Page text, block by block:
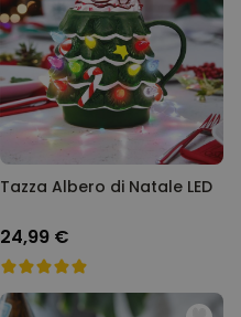
Tazza Albero di Natale LED
24,99 €